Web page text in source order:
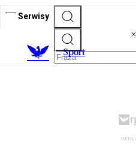
Serwisy
Sport